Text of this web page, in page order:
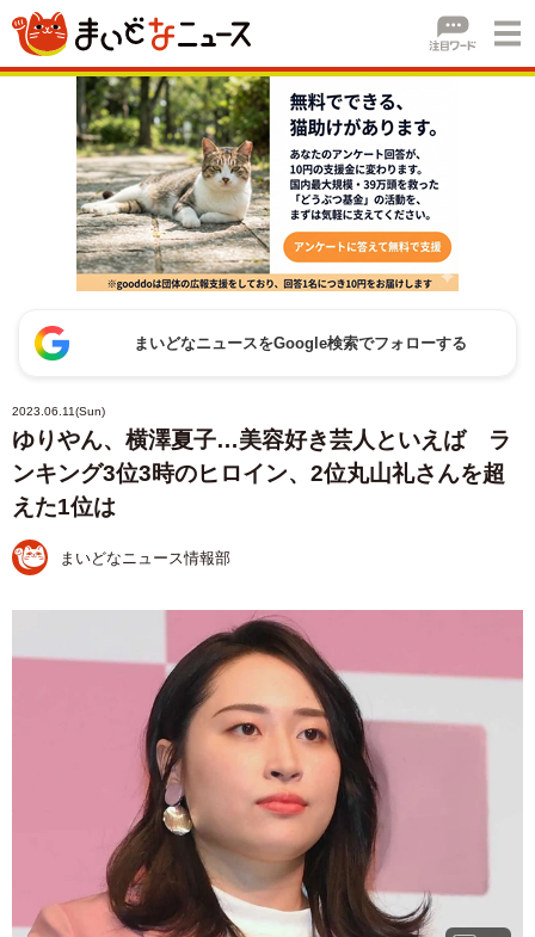
まいどなニュースをGoogle検索でフォローする
2023.06.11(Sun)
ゆりやん、横澤夏子…美容好き芸人といえば ラ
ンキング3位3時のヒロイン、2位丸山礼さんを超
えた1位は
まいどなニュース情報部